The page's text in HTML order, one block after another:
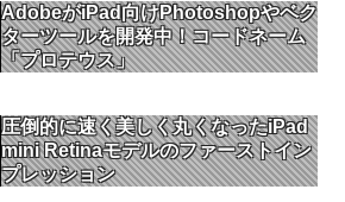
AdobeがiPad向けPhotoshopやベク
ターツールを開発中！コードネーム
「プロテウス」
圧倒的に速く美しく丸くなったiPad
mini Retinaモデルのファーストイン
プレッション